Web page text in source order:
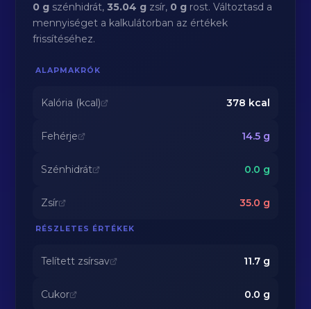
0 g szénhidrát,35.04 g zsír, 0 g rost. Változtasd a
mennyiséget a kalkulátorban az értékek
frissítéséhez.
ALAPMAKRÓK
Kalória (kcal) 378 kcal
Fehérje 14.5g
Szénhidrát 0.0 g
Zsír 35.0 g
RÉSZLETES ÉRTÉKEK
Telített zsírsav 11.7g
Cukor 0.0 g